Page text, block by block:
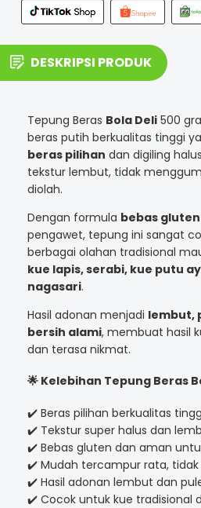
DESKRIPSI PRODUK
Tepung Beras Bola Deli500
beras putih berkualitas tinggi
beras pilihan dan digiling
tekstur lembut, tidak
diolah.
Dengan formula bebas gluten
pengawet, tepung ini sangat
berbagai olahan tradisional
kue lapis, serabi, kue putu
nagasari.
Hasil adonan menjadi lembut,
bersih alami, membuat hasil
dan terasa nikmat.
🌟 Kelebihan Tepung Beras
✔️ Beras pilihan berkualitas
✔️ Tekstur super halus dan
✔️ Bebas gluten dan aman
✔️ Mudah tercampur rata,
✔️ Hasil adonan lembut dan
✔️ Cocok untuk kue tradisional